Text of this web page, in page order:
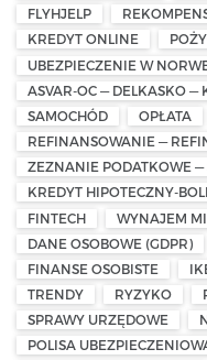
FLYHJELP
KREDYT ONLINE
UBEZPIECZENIE W
ASVAR-OC — DELKASKO —
SAMOCHÓD
OPŁATA
REFINANSOWANIE —
ZEZNANIE PODATKOWE —
KREDYT HIPOTECZNY-
FINTECH
WYNAJEM
DANE OSOBOWE (GDPR)
FINANSE OSOBISTE
TRENDY
RYZYKO
SPRAWY URZĘDOWE
POLISA